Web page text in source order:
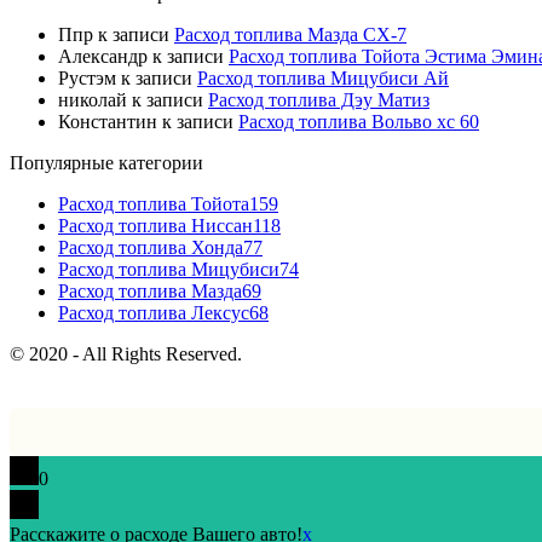
Ппр к записи Расход топлива Мазда СХ-7
Александр к записи Расход топлива Тойота Эстима
Рустэм к записи Расход топлива Мицубиси Ай
николай к записи Расход топлива Дэу Матиз
Константин к записи Расход топлива Вольво хс 60
Популярные категории
Расход топлива Тойота159
Расход топлива Ниссан118
Расход топлива Хонда77
Расход топлива Мицубиси74
Расход топлива Мазда69
Расход топлива Лексус68
© 2020 - All Rights Reserved.
0
Расскажите о расходе Вашего авто!x